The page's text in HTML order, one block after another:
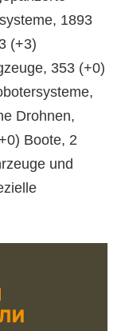
1893
(+3)
353 (+0)
Drohnen,
Boote, 2
und